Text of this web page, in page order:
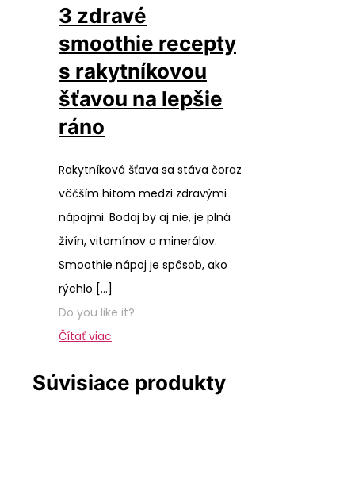
3 zdravé
smoothie recepty
s rakytníkovou
šťavou na lepšie
ráno
Rakytníková šťava sa stáva čoraz
väčším hitom medzi zdravými
nápojmi. Bodaj by aj nie, je plná
živín, vitamínov a minerálov.
Smoothie nápoj je spôsob, ako
rýchlo […]
Do you like it?
Čítať viac
Súvisiace produkty